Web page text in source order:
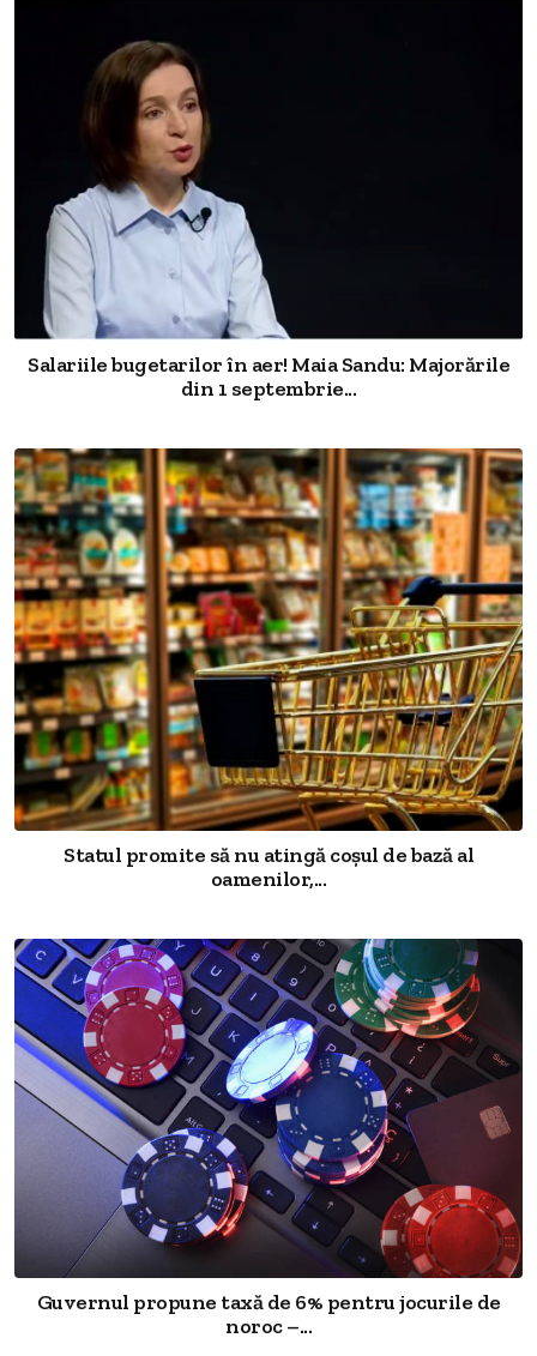
Salariile bugetarilor în aer! Maia Sandu: Majorările
din 1 septembrie...
Statul promite să nu atingă coșul de bază al
oamenilor,...
Guvernul propune taxă de 6% pentru jocurile de
noroc –...